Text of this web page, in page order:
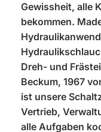
Gewissheit, alle
bekommen.
Dreh- und
Beckum, 1967
ist unsere
Vertrieb,
alle Aufgaben